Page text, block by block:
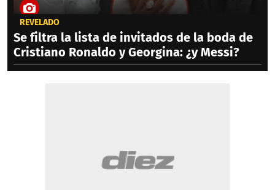
REVELADO
Se filtra la lista de invitados de la boda de
Cristiano Ronaldo y Georgina: ¿y Messi?